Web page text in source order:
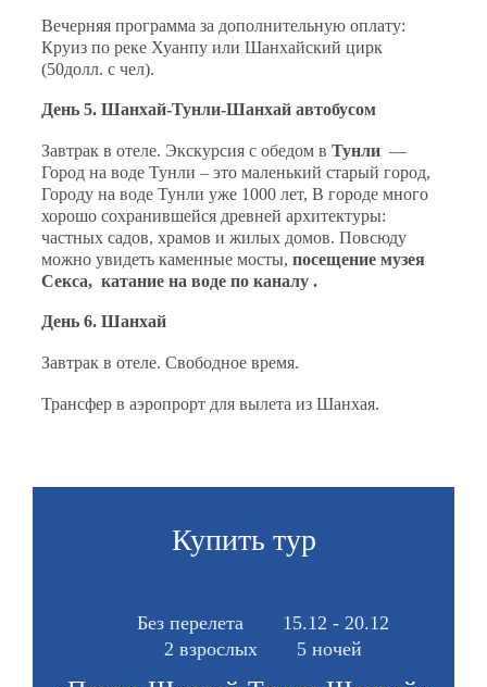
Вечерняя программа за дополнительную оплату:
Круиз по реке Хуанпу или Шанхайский цирк
(50долл. с чел).
День 5. Шанхай-Тунли-Шанхай автобусом
Завтрак в отеле. Экскурсия с обедом в Тунли —
Город на воде Тунли – это маленький старый город,
Городу на воде Тунли уже 1000 лет, В городе много
хорошо сохранившейся древней архитектуры:
частных садов, храмов и жилых домов. Повсюду
можно увидеть каменные мосты, посещение музея
Секса, катание на воде по каналу .
День 6. Шанхай
Завтрак в отеле. Свободное время.
Трансфер в аэропрорт для вылета из Шанхая.
Купить тур
Без перелета
15.12 - 20.12
2 взрослых
5 ночей